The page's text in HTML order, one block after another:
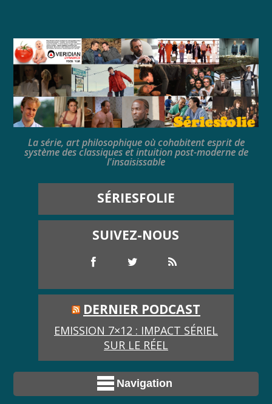
La série, art philosophique où cohabitent esprit de
système des classiques et intuition post-moderne de
l'insaisissable
SÉRIESFOLIE
SUIVEZ-NOUS
DERNIER PODCAST
EMISSION 7×12 : IMPACT SÉRIEL
SUR LE RÉEL
Navigation